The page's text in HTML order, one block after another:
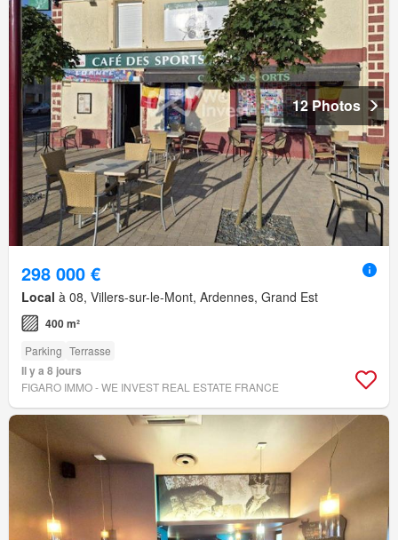
12 Photos
298 000 €
Local à 08, Villers-sur-le-Mont, Ardennes, Grand Est
400 m²
Parking Terrasse
Il y a 8 jours
FIGARO IMMO - WE INVEST REAL ESTATE FRANCE